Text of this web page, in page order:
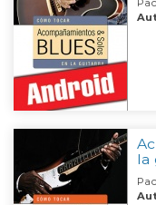
la